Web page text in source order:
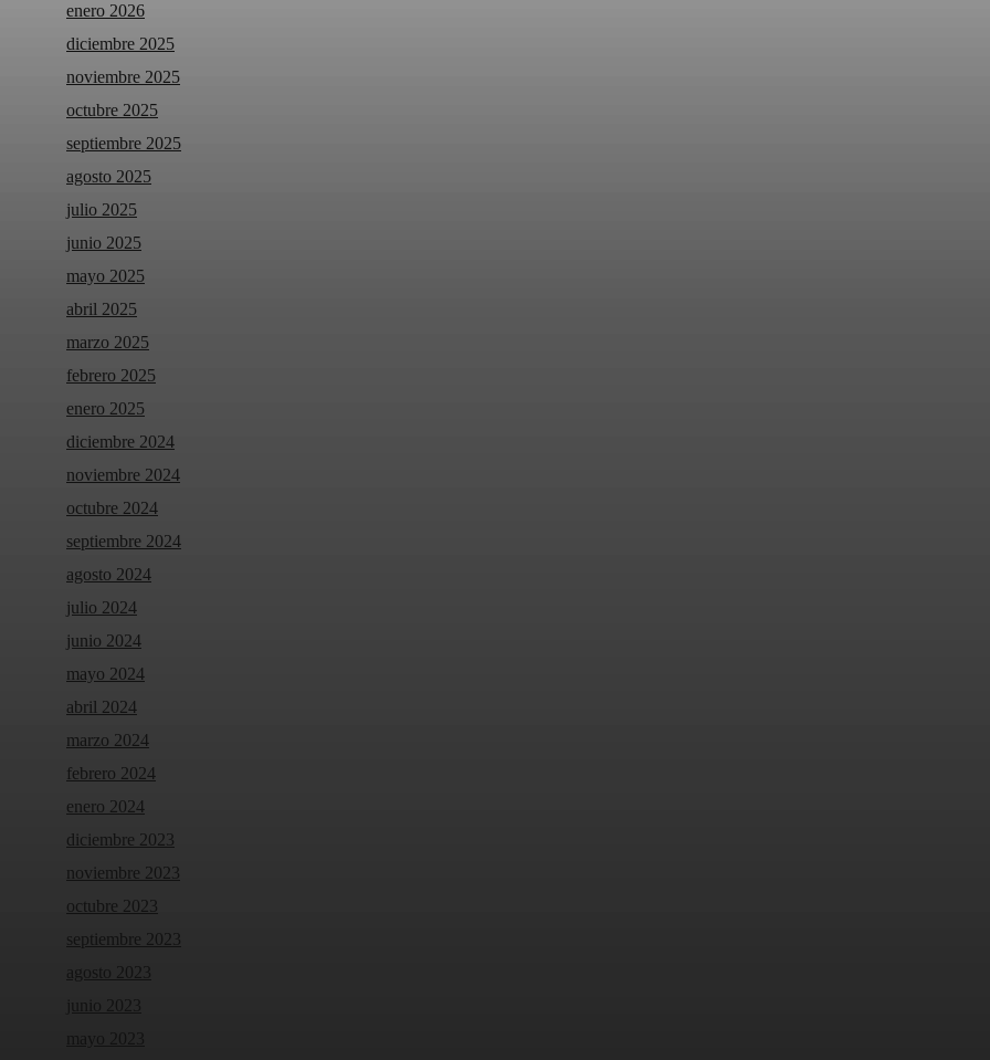
enero 2026
diciembre 2025
noviembre 2025
octubre 2025
septiembre 2025
agosto 2025
julio 2025
junio 2025
mayo 2025
abril 2025
marzo 2025
febrero 2025
enero 2025
diciembre 2024
noviembre 2024
octubre 2024
septiembre 2024
agosto 2024
julio 2024
junio 2024
mayo 2024
abril 2024
marzo 2024
febrero 2024
enero 2024
diciembre 2023
noviembre 2023
octubre 2023
septiembre 2023
agosto 2023
junio 2023